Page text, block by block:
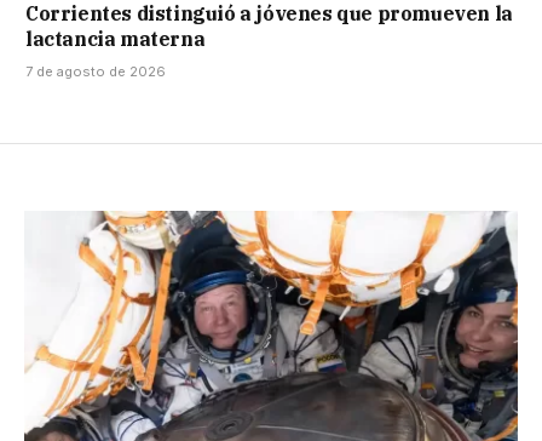
Corrientes distinguió a jóvenes que promueven la
lactancia materna
7 de agosto de 2026